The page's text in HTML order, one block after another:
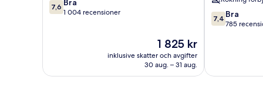
Edinburgh
av
7,6 Bra
1 004 recensioner
Priset
är
1 825 kr
1 825 kr
inklusive skatter och avgifter
30 aug. – 31 aug.
7.4
av
7,4 Bra
785